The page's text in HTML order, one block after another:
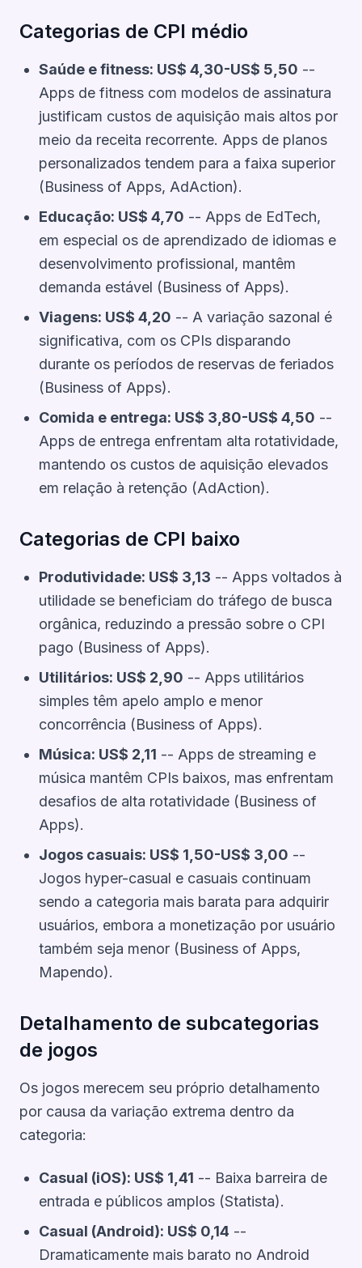
Categorias de CPI médio
Saúde e fitness: US$ 4,30-US$ 5,50 --
Apps de fitness com modelos de assinatura
justificam custos de aquisição mais altos por
meio da receita recorrente. Apps de planos
personalizados tendem para a faixa superior
(Business of Apps, AdAction).
Educação: US$ 4,70 -- Apps de EdTech,
em especial os de aprendizado de idiomas e
desenvolvimento profissional, mantêm
demanda estável (Business of Apps).
Viagens: US$ 4,20 -- A variação sazonal é
significativa, com os CPIs disparando
durante os períodos de reservas de feriados
(Business of Apps).
Comida e entrega: US$ 3,80-US$ 4,50 --
Apps de entrega enfrentam alta rotatividade,
mantendo os custos de aquisição elevados
em relação à retenção (AdAction).
Categorias de CPI baixo
Produtividade: US$ 3,13 -- Apps voltados à
utilidade se beneficiam do tráfego de busca
orgânica, reduzindo a pressão sobre o CPI
pago (Business of Apps).
Utilitários: US$ 2,90 -- Apps utilitários
simples têm apelo amplo e menor
concorrência (Business of Apps).
Música: US$ 2,11 -- Apps de streaming e
música mantêm CPIs baixos, mas enfrentam
desafios de alta rotatividade (Business of
Apps).
Jogos casuais: US$ 1,50-US$ 3,00 --
Jogos hyper-casual e casuais continuam
sendo a categoria mais barata para adquirir
usuários, embora a monetização por usuário
também seja menor (Business of Apps,
Mapendo).
Detalhamento de subcategorias
de jogos
Os jogos merecem seu próprio detalhamento
por causa da variação extrema dentro da
categoria:
Casual (iOS): US$ 1,41 -- Baixa barreira de
entrada e públicos amplos (Statista).
Casual (Android): US$ 0,14 --
Dramaticamente mais barato no Android